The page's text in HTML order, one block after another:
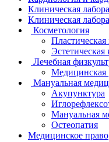
Клиническая
Клиническая
Косметология
Пластическая
Эстетическая
Лечебная
Медицинская
Мануальная
Акупунктура
Мануальная
Остеопатия
Медицинское право